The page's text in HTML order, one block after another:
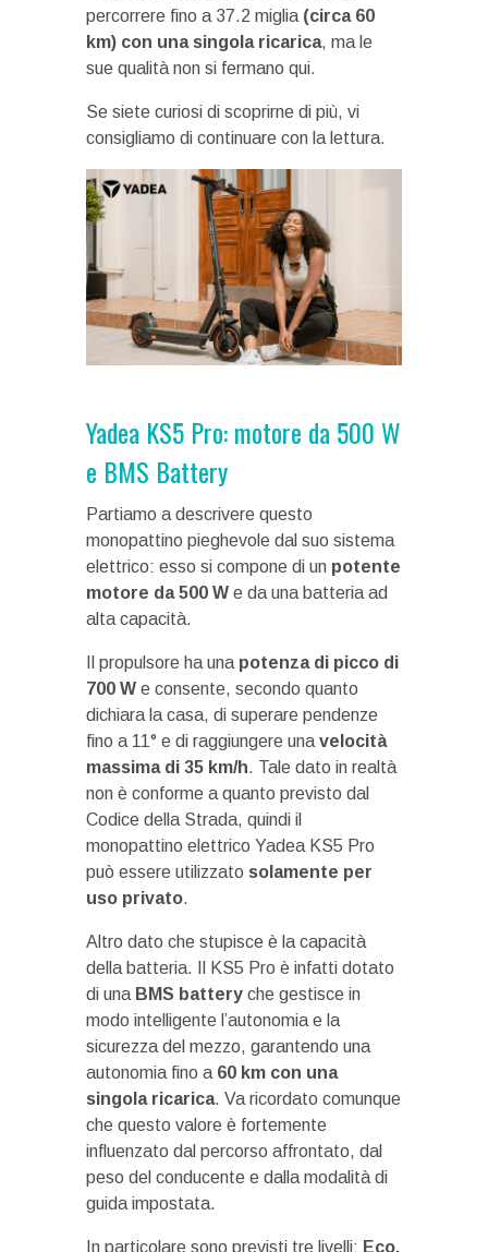
percorrere fino a 37.2 miglia (circa 60
km) con una singola ricarica, ma le
sue qualità non si fermano qui.
Se siete curiosi di scoprirne di più, vi
consigliamo di continuare con la lettura.
Yadea KS5 Pro: motore da 500 W
e BMS Battery
Partiamo a descrivere questo
monopattino pieghevole dal suo sistema
elettrico: esso si compone di un potente
motore da 500 W e da una batteria ad
alta capacità.
Il propulsore ha una potenza di picco di
700 W e consente, secondo quanto
dichiara la casa, di superare pendenze
fino a 11° e di raggiungere una velocità
massima di 35 km/h. Tale dato in realtà
non è conforme a quanto previsto dal
Codice della Strada, quindi il
monopattino elettrico Yadea KS5 Pro
può essere utilizzato solamente per
uso privato.
Altro dato che stupisce è la capacità
della batteria. Il KS5 Pro è infatti dotato
di una BMS battery che gestisce in
modo intelligente l’autonomia e la
sicurezza del mezzo, garantendo una
autonomia fino a 60 km con una
singola ricarica. Va ricordato comunque
che questo valore è fortemente
influenzato dal percorso affrontato, dal
peso del conducente e dalla modalità di
guida impostata.
In particolare sono previsti tre livelli: Eco,